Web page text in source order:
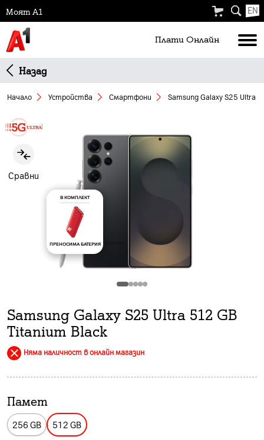
Моят А1 EN
Плати Oнлайн
Назад
Начало Устройства Смартфони Samsung Galaxy S25 Ultra
Сравни
Slide 1 of 5
В КОМПЛЕКТ
ПРЕНОСИМА БАТЕРИЯ
Samsung Galaxy S25 Ultra 512 GB
Titanium Black
Няма наличност в онлайн магазин
Памет
256 GB 512 GB